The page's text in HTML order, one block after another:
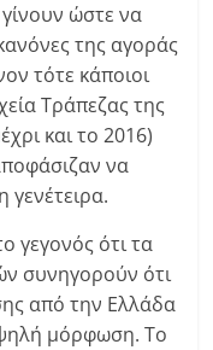
ώστε να
της αγοράς
τότε κάποιοι
Τράπεζας της
και το 2016)
να
γεγονός ότι τα
συνηγορούν ότι
από την Ελλάδα
μόρφωση. Το